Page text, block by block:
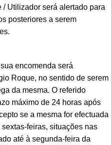
Utilizador será alertado para
posteriores a serem
encomenda será
Roque, no sentido de serem
da mesma. O referido
máximo de 24 horas após
se a mesma for efectuada
feiras, situações nas
até à segunda-feira da